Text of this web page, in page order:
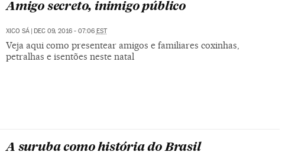
Amigo secreto, inimigo público
XICO SÁ | DEC 09, 2016 - 07:06 EST
Veja aqui como presentear amigos e familiares coxinhas,
petralhas e isentões neste natal
A suruba como história do Brasil